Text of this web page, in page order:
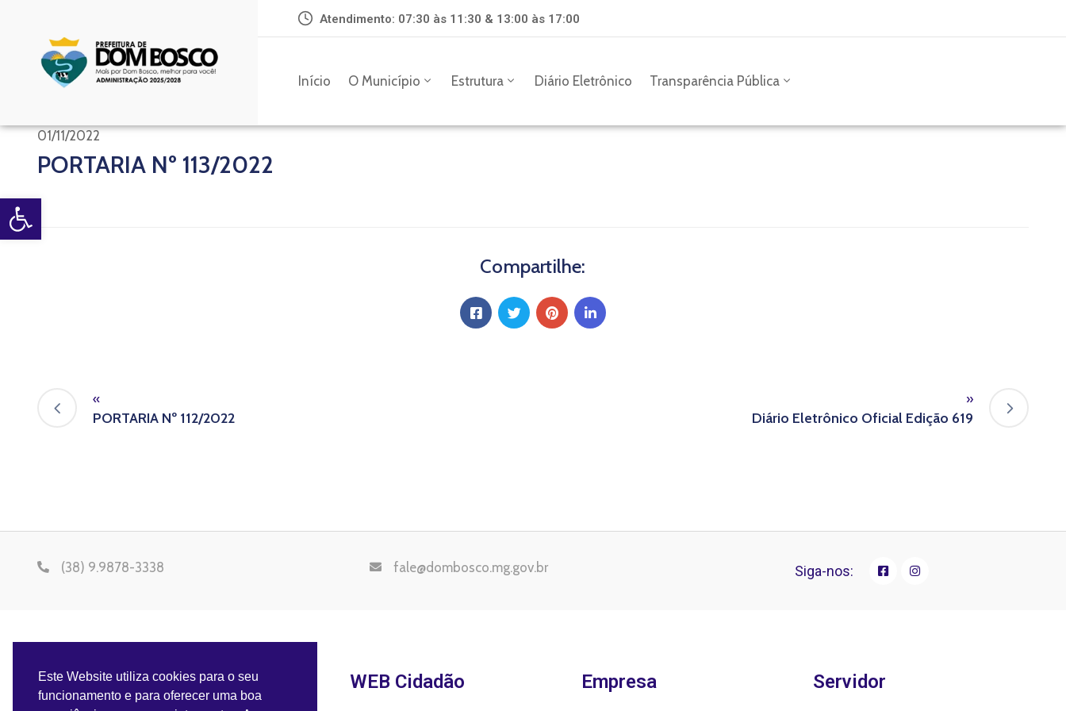
Open toolbar
Atendimento: 07:30 às 11:30 & 13:00 às 17:00
Início O Município Estrutura Diário Eletrônico Transparência Pública
01/11/2022
PORTARIA Nº 113/2022
Compartilhe:
«
PORTARIA Nº 112/2022
»
Diário Eletrônico Oficial Edição 619
(38) 9.9878-3338 fale@dombosco.mg.gov.br Siga-nos:
WEB Cidadão Empresa Servidor
Este Website utiliza cookies para o seu
funcionamento e para oferecer uma boa